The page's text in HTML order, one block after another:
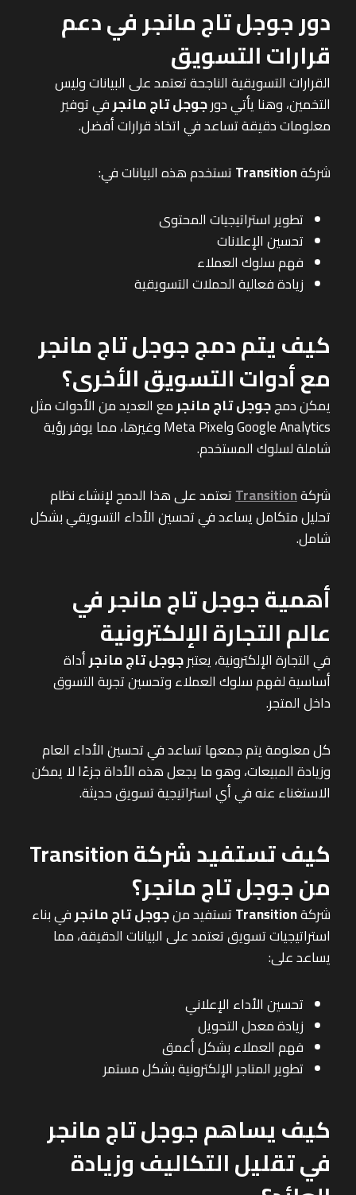
دور جوجل تاج مانجر في دعم
قرارات التسويق
القرارات التسويقية الناجحة تعتمد على البيانات وليس
التخمين، وهنا يأتي دورجوجل تاج مانجرفي توفير
معلومات دقيقة تساعد في اتخاذ قرارات أفضل.
شركةTransitionتستخدم هذه البيانات في:
تطوير استراتيجيات المحتوى
تحسين الإعلانات
فهم سلوك العملاء
زيادة فعالية الحملات التسويقية
كيف يتم دمج جوجل تاج مانجر
مع أدوات التسويق الأخرى؟
يمكن دمججوجل تاج مانجرمع العديد من الأدوات مثل
Google Analytics وMeta Pixel وغيرها، مما يوفر رؤية
شاملة لسلوك المستخدم.
شركةTransitionتعتمد على هذا الدمج لإنشاء نظام
تحليل متكامل يساعد في تحسين الأداء التسويقي بشكل
شامل.
أهمية جوجل تاج مانجر في
عالم التجارة الإلكترونية
في التجارة الإلكترونية، يعتبرجوجل تاج مانجرأداة
أساسية لفهم سلوك العملاء وتحسين تجربة التسوق
داخل المتجر.
كل معلومة يتم جمعها تساعد في تحسين الأداء العام
وزيادة المبيعات، وهو ما يجعل هذه الأداة جزءًا لا يمكن
الاستغناء عنه في أي استراتيجية تسويق حديثة.
كيف تستفيد شركة Transition
من جوجل تاج مانجر؟
شركةTransitionتستفيد منجوجل تاج مانجرفي بناء
استراتيجيات تسويق تعتمد على البيانات الدقيقة، مما
يساعد على:
تحسين الأداء الإعلاني
زيادة معدل التحويل
فهم العملاء بشكل أعمق
تطوير المتاجر الإلكترونية بشكل مستمر
كيف يساهم جوجل تاج مانجر
في تقليل التكاليف وزيادة